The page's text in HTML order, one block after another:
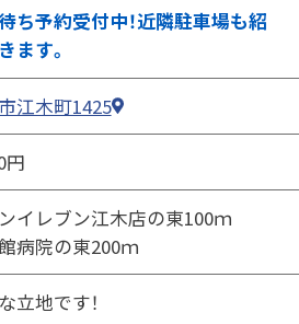
ち予約受付中！近隣駐車場も紹
ます。
江木町1425
円
イレブン江木店の東100ｍ
病院の東200ｍ
立地です！
種ボタンを押します